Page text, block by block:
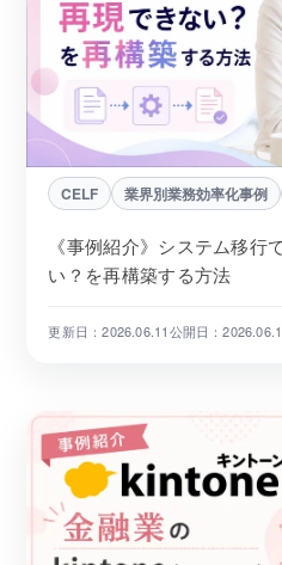
CELF 業界別業務効率化事例
《事例紹介》システム移行
い？を再構築する方法
更新日：2026.06.11公開日：